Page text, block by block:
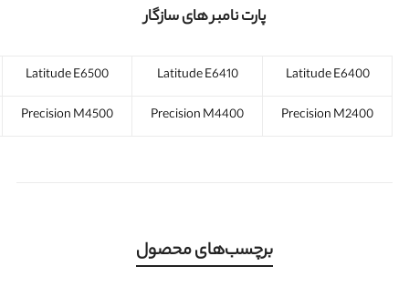
پارت نامبر های سازگار
Latitude E6400
Latitude E6410
Latitude E6500
Precision M2400
Precision M4400
Precision M4500
برچسب‌های محصول